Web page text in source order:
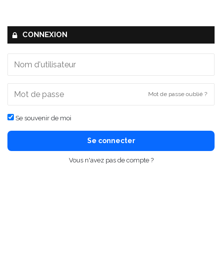
CONNEXION
Mot de passe oublié ?
Se souvenir de moi
Se connecter
Vous n'avez pas de compte ?